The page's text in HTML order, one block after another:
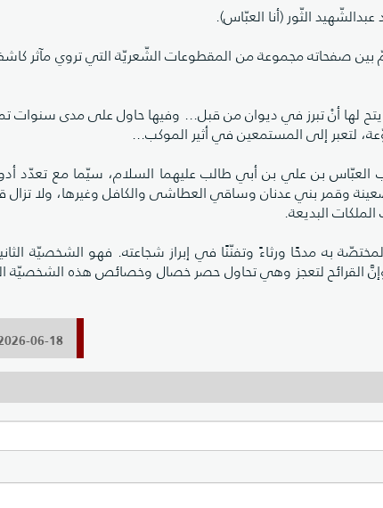
الثّور (أنا العبّاس).
صفحاته مجموعة من المقطوعات الشّعريّة التي تروي مآثر
لها أنْ تبرز في ديوان من قبل... وفيها حاول على مدى سنوات
لتعبر إلى المستمعين في أثير الموكب...
العبّاس بن علي بن أبي طالب عليهما السلام، سيّما مع تعدّد
وقمر بني عدنان وساقي العطاشى والكافل وغيرها، ولا تزال
البديعة.
به مدحًا ورثاءً وتفنّنًا في إبراز شجاعته. فهو الشخصيّة
القرائح لتعجز وهي تحاول حصر خصال وخصائص هذه الشخصيّة
06-18 12:26:21